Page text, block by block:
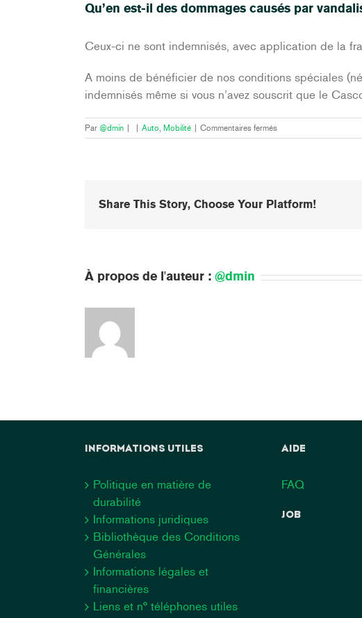
Qu’en est-il des dommages causés par
Ceux-ci ne sont indemnisés, avec application de la
A moins de bénéficier de nos conditions spéciales
indemnisés même si vous n’avez souscrit que le
Par @dmin Auto, Mobilité Commentaires ferméssur
Qu’en
causés
Share This Story, Choose Your Platform!
À propos de l'auteur : @dmin
INFORMATIONS UTILES
Politique en matière de
durabilité
Informations juridiques
Bibliothèque des Conditions
Générales
Informations légales et
financières
Liens et n° téléphones utiles
AIDE
FAQ
JOB